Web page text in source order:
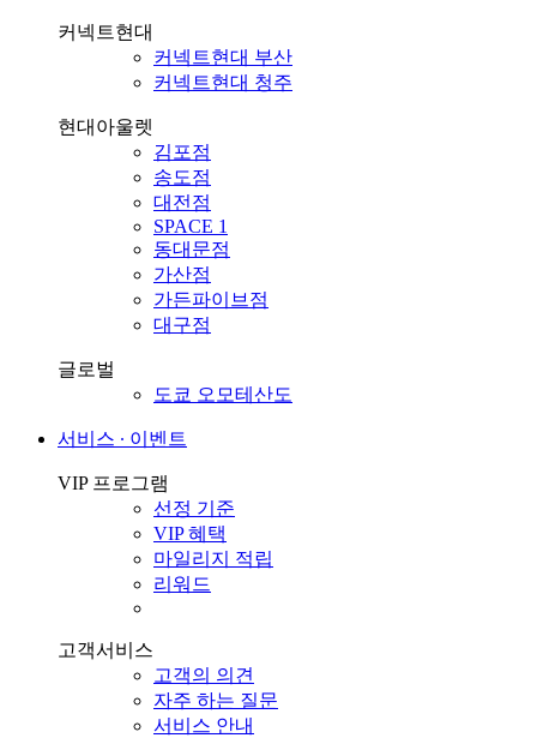
커넥트현대
커넥트현대 부산
커넥트현대 청주
현대아울렛
김포점
송도점
대전점
SPACE 1
동대문점
가산점
가든파이브점
대구점
글로벌
도쿄 오모테산도
서비스 ∙ 이벤트
VIP 프로그램
선정 기준
VIP 혜택
마일리지 적립
리워드
고객서비스
고객의 의견
자주 하는 질문
서비스 안내